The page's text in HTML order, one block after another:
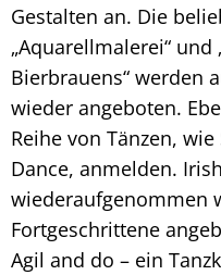
Gestalten an. Die
„Aquarellmalerei“ und
Bierbrauens“ werden
wieder angeboten.
Reihe von Tänzen,
Dance, anmelden.
wiederaufgenommen
Fortgeschrittene
Agil and do – ein